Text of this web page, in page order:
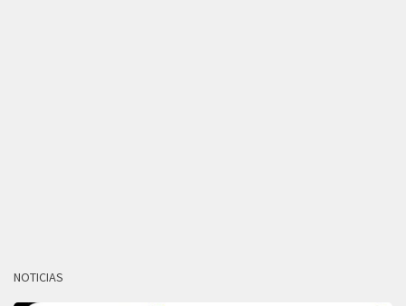
NOTICIAS